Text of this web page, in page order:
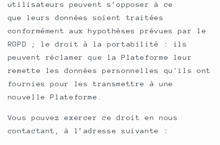
utilisateurs peuvent s’opposer à ce
que leurs données soient traitées
conformément aux hypothèses prévues par le
RGPD ; le droit à la portabilité : ils
peuvent réclamer que la Plateforme leur
remette les données personnelles qu'ils ont
fournies pour les transmettre à une
nouvelle Plateforme.
Vous pouvez exercer ce droit en nous
contactant, à l’adresse suivante :